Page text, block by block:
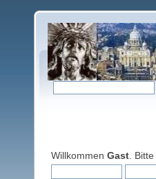
Willkommen Gast . Bitte